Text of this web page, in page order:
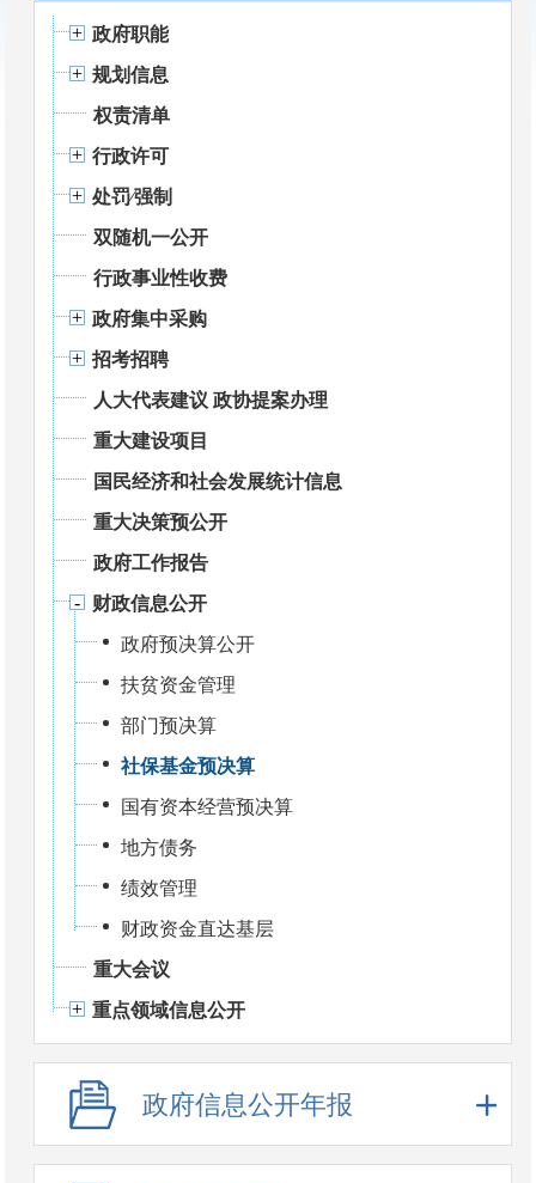
政府职能
规划信息
权责清单
行政许可
处罚⁄强制
双随机一公开
行政事业性收费
政府集中采购
招考招聘
人大代表建议 政协提案办理
重大建设项目
国民经济和社会发展统计信息
重大决策预公开
政府工作报告
财政信息公开
政府预决算公开
扶贫资金管理
部门预决算
社保基金预决算
国有资本经营预决算
地方债务
绩效管理
财政资金直达基层
重大会议
重点领域信息公开
政府信息公开年报